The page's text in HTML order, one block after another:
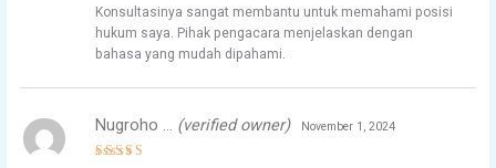
out of 5
Konsultasinya sangat membantu untuk memahami posisi
hukum saya. Pihak pengacara menjelaskan dengan
bahasa yang mudah dipahami.
Nugroho … (verified owner) November 1, 2024